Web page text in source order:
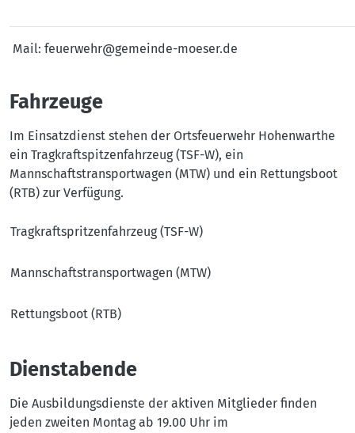
Mail: feuerwehr@gemeinde-moeser.de
Fahrzeuge
Im Einsatzdienst stehen der Ortsfeuerwehr Hohenwarthe
ein Tragkraftspitzenfahrzeug (TSF-W), ein
Mannschaftstransportwagen (MTW) und ein Rettungsboot
(RTB) zur Verfügung.
Tragkraftspritzenfahrzeug (TSF-W)
Mannschaftstransportwagen (MTW)
Rettungsboot (RTB)
Dienstabende
Die Ausbildungsdienste der aktiven Mitglieder finden
jeden zweiten Montag ab 19.00 Uhr im